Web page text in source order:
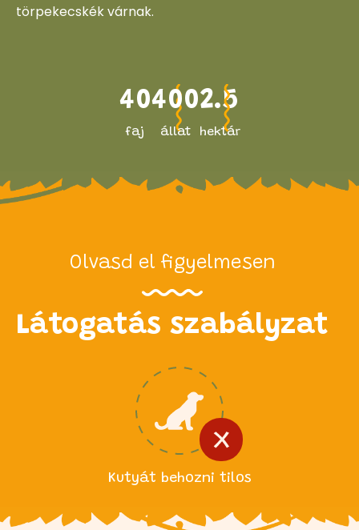
törpekecskék várnak.
40
faj
400
állat
2.5
hektár
Olvasd el figyelmesen
Látogatás szabályzat
Kutyát behozni tilos